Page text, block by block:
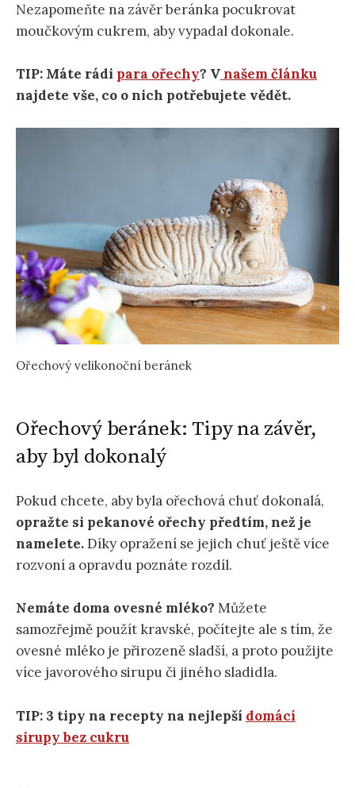
Nezapomeňte na závěr beránka pocukrovat
moučkovým cukrem, aby vypadal dokonale.
TIP: Máte rádi para ořechy? Vnašem článku
najdete vše, co o nich potřebujete vědět.
Ořechový velikonoční beránek
Ořechový beránek: Tipy na závěr,
aby byl dokonalý
Pokud chcete, aby byla ořechová chuť dokonalá,
opražte si pekanové ořechy předtím, než je
namelete.Díky opražení se jejich chuť ještě více
rozvoní a opravdu poznáte rozdíl.
Nemáte doma ovesné mléko? Můžete
samozřejmě použít kravské, počítejte ale s tím, že
ovesné mléko je přirozeně sladší, a proto použijte
více javorového sirupu či jiného sladidla.
TIP: 3 tipy na recepty na nejlepší domácí
sirupy bez cukru